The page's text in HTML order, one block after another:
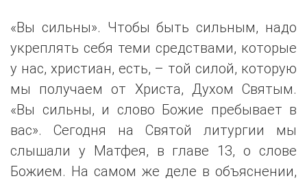
«Вы сильны». Чтобы быть сильным, надо
укреплять себя теми средствами, которые
у нас, христиан, есть, – той силой, которую
мы получаем от Христа, Духом Святым.
«Вы сильны, и слово Божие пребывает в
вас». Сегодня на Святой литургии мы
слышали у Матфея, в главе 13, о слове
Божием. На самом же деле в объяснении,